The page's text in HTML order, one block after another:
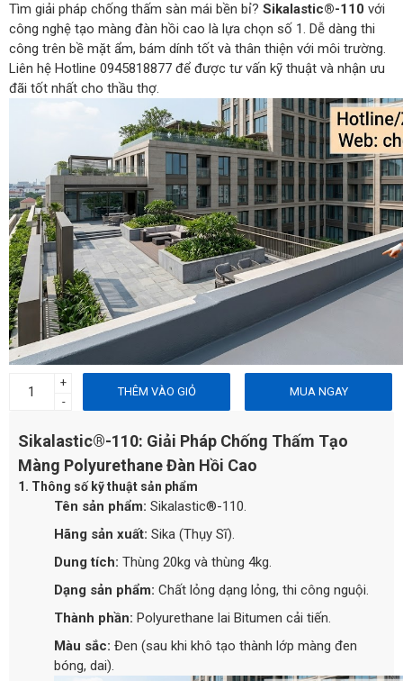
Tìm giải pháp chống thấm sàn mái bền bỉ? Sikalastic®-110 với
công nghệ tạo màng đàn hồi cao là lựa chọn số 1. Dễ dàng thi
công trên bề mặt ẩm, bám dính tốt và thân thiện với môi trường.
Liên hệ Hotline 0945818877 để được tư vấn kỹ thuật và nhận ưu
đãi tốt nhất cho thầu thợ.
+
-
THÊM VÀO GIỎ MUA NGAY
Sikalastic®-110: Giải Pháp Chống Thấm Tạo
Màng Polyurethane Đàn Hồi Cao
1. Thông số kỹ thuật sản phẩm
Tên sản phẩm: Sikalastic®-110.
Hãng sản xuất: Sika (Thụy Sĩ).
Dung tích: Thùng 20kg và thùng 4kg.
Dạng sản phẩm: Chất lỏng dạng lỏng, thi công nguội.
Thành phần: Polyurethane lai Bitumen cải tiến.
Màu sắc: Đen (sau khi khô tạo thành lớp màng đen
bóng, dai).